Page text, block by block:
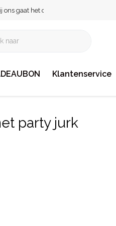
ons gaat het om jou!
Klantenservice
party jurk